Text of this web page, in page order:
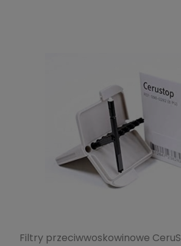
Filtry przeciwwoskowinowe